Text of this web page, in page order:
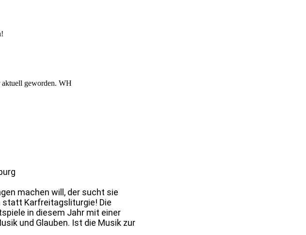
aktuell geworden. WH
machen will, der sucht sie
statt Karfreitagsliturgie! Die
in diesem Jahr mit einer
und Glauben. Ist die Musik zur